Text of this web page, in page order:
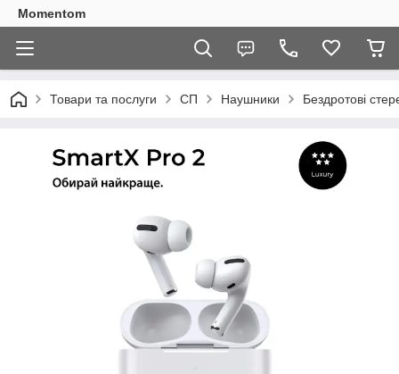
Momentom
Товари та послуги СП Наушники Бездротові